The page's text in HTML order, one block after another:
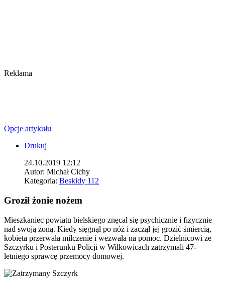
Reklama
Opcje artykułu
Drukuj
24.10.2019 12:12
Autor: Michał Cichy
Kategoria: Beskidy 112
Groził żonie nożem
Mieszkaniec powiatu bielskiego znęcał się psychicznie i fizycznie
nad swoją żoną. Kiedy sięgnął po nóż i zaczął jej grozić śmiercią,
kobieta przerwała milczenie i wezwała na pomoc. Dzielnicowi ze
Szczyrku i Posterunku Policji w Wilkowicach zatrzymali 47-
letniego sprawcę przemocy domowej.